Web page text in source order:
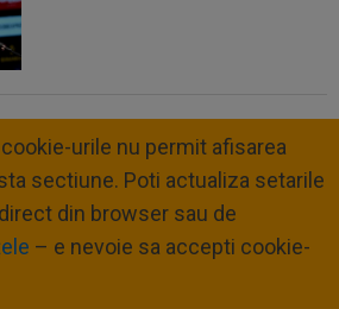
urile nu permit afisarea
sectiune. Poti actualiza setarile
din browser sau de
– e nevoie sa accepti cookie-